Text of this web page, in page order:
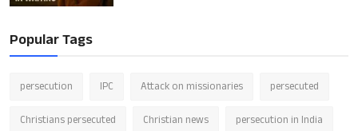
Popular Tags
persecution IPC Attack on missionaries persecuted
Christians persecuted Christian news persecution in India